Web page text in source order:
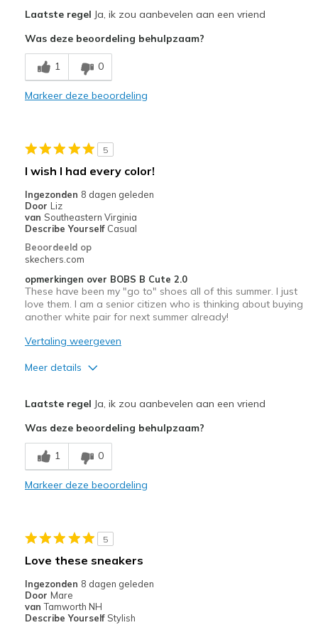
Beste toepassingen
Casual Wear
View On Shoes
I'm Into Shoes
Laatste regel Ja, ik zou aanbevelen aan een vriend
Was deze beoordeling behulpzaam?
1 0
Markeer deze beoordeling
5
I wish I had every color!
Ingezonden 8 dagen geleden
Door Liz
van Southeastern Virginia
Describe Yourself Casual
Beoordeeld op
skechers.com
opmerkingen over BOBS B Cute 2.0
These have been my "go to" shoes all of this summer. I just
love them. I am a senior citizen who is thinking about buying
another white pair for next summer already!
Vertaling weergeven
Meer details
Comfortable
Durable
Casual Wear
Travel
Laatste regel Ja, ik zou aanbevelen aan een vriend
Was deze beoordeling behulpzaam?
1 0
Markeer deze beoordeling
5
Love these sneakers
Ingezonden 8 dagen geleden
Door Mare
van Tamworth NH
Describe Yourself Stylish